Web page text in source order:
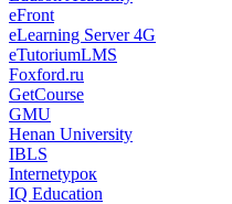
eFront
eLearning Server 4G
eTutoriumLMS
Foxford.ru
GetCourse
GMU
Henan University
IBLS
Internetурок
IQ Education